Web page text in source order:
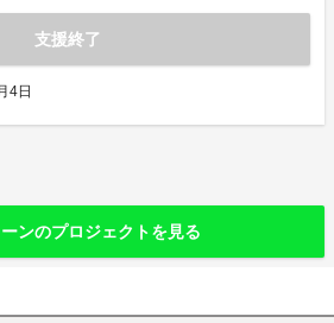
支援終了
4日
ンのプロジェクトを見る